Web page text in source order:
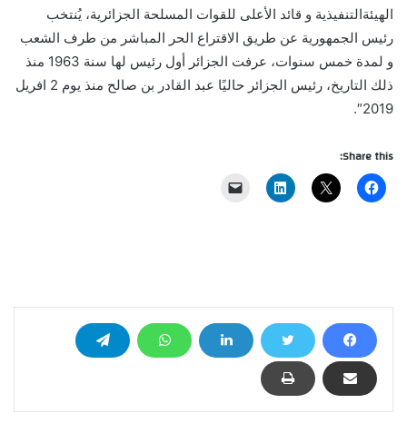
الهيئةالتنفيذية و قائد الأعلى للقوات المسلحة الجزائرية، يُنتخب
رئيس الجمهورية عن طريق الاقتراع الحر المباشر من طرف الشعب
و لمدة خمس سنوات، عرفت الجزائر أول رئيس لها سنة 1963 منذ
ذلك التاريخ، رئيس الجزائر حاليًا عبد القادر بن صالح منذ يوم 2 افريل
2019″.
Share this: